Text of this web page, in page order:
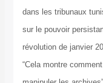
dans les tribunaux
sur le pouvoir
révolution de janvier
“Cela montre